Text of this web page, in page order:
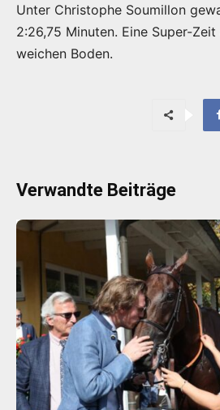
Unter Christophe Soumillon
2:26,75 Minuten. Eine Super-
weichen Boden.
Verwandte Beiträge